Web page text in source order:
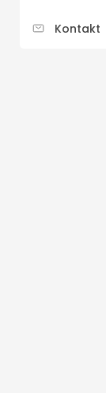
Kontakt